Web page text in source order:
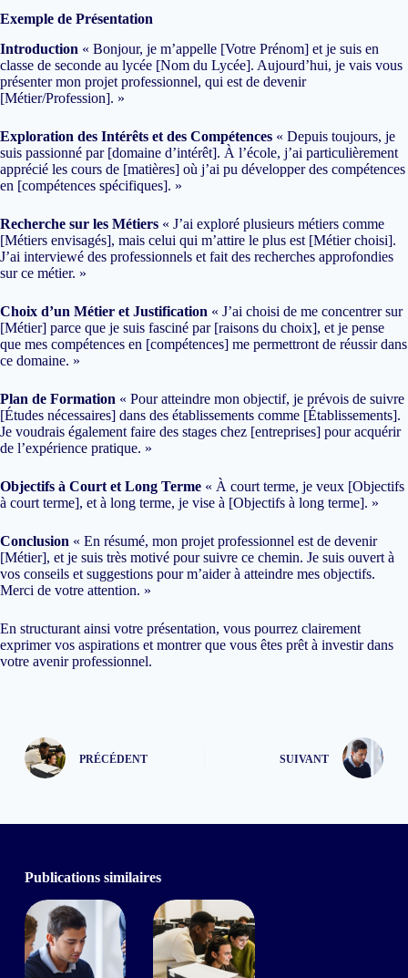
Exemple de Présentation
Introduction « Bonjour, je m’appelle [Votre Prénom] et je suis en
classe de seconde au lycée [Nom du Lycée]. Aujourd’hui, je vais vous
présenter mon projet professionnel, qui est de devenir
[Métier/Profession]. »
Exploration des Intérêts et des Compétences « Depuis toujours, je
suis passionné par [domaine d’intérêt]. À l’école, j’ai particulièrement
apprécié les cours de [matières] où j’ai pu développer des compétences
en [compétences spécifiques]. »
Recherche sur les Métiers « J’ai exploré plusieurs métiers comme
[Métiers envisagés], mais celui qui m’attire le plus est [Métier choisi].
J’ai interviewé des professionnels et fait des recherches approfondies
sur ce métier. »
Choix d’un Métier et Justification « J’ai choisi de me concentrer sur
[Métier] parce que je suis fasciné par [raisons du choix], et je pense
que mes compétences en [compétences] me permettront de réussir dans
ce domaine. »
Plan de Formation « Pour atteindre mon objectif, je prévois de suivre
[Études nécessaires] dans des établissements comme [Établissements].
Je voudrais également faire des stages chez [entreprises] pour acquérir
de l’expérience pratique. »
Objectifs à Court et Long Terme « À court terme, je veux [Objectifs
à court terme], et à long terme, je vise à [Objectifs à long terme]. »
Conclusion « En résumé, mon projet professionnel est de devenir
[Métier], et je suis très motivé pour suivre ce chemin. Je suis ouvert à
vos conseils et suggestions pour m’aider à atteindre mes objectifs.
Merci de votre attention. »
En structurant ainsi votre présentation, vous pourrez clairement
exprimer vos aspirations et montrer que vous êtes prêt à investir dans
votre avenir professionnel.
PRÉCÉDENT SUIVANT
Publications similaires